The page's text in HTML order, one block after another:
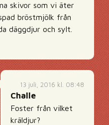
skivor som vi äter
bröstmjölk från
däggdjur och sylt.
13 juli, 2016 kl. 08:48
Challe
Foster från vilket
kräldjur?